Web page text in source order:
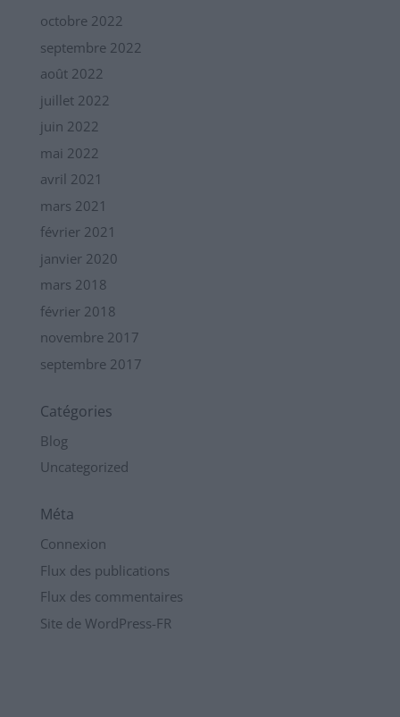
octobre 2022
septembre 2022
août 2022
juillet 2022
juin 2022
mai 2022
avril 2021
mars 2021
février 2021
janvier 2020
mars 2018
février 2018
novembre 2017
septembre 2017
Catégories
Blog
Uncategorized
Méta
Connexion
Flux des publications
Flux des commentaires
Site de WordPress-FR